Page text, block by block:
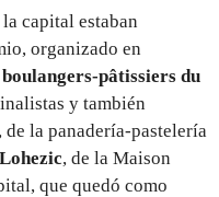
capital estaban
organizado en
pâtissiers du
y también
, de la panadería-pastelería
, de la Maison
que quedó como